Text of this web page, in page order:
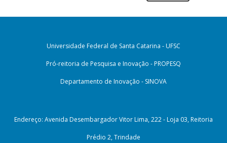
Universidade Federal de Santa Catarina - UFSC
Pró-reitoria de Pesquisa e Inovação - PROPESQ
Departamento de Inovação - SINOVA
Endereço: Avenida Desembargador Vitor Lima, 222 - Loja 03, Reitoria
Prédio 2, Trindade